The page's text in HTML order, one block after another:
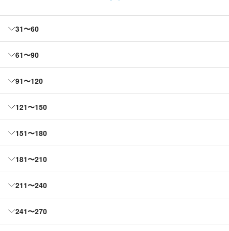
31〜60
61〜90
91〜120
121〜150
151〜180
181〜210
211〜240
241〜270